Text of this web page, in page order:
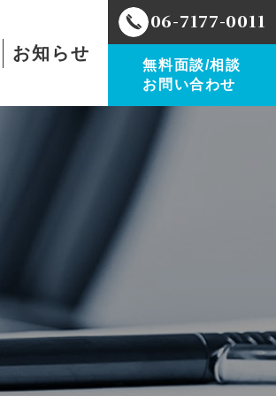
お知らせ
06-7177-0011
無料面談/相談
お問い合わせ